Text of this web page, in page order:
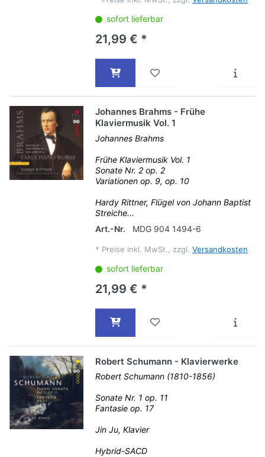
sofort lieferbar
21,99 € *
Johannes Brahms - Frühe
Klaviermusik Vol. 1
Johannes Brahms
Frühe Klaviermusik Vol. 1
Sonate Nr. 2 op. 2
Variationen op. 9, op. 10
Hardy Rittner, Flügel von Johann Baptist
Streiche...
Art.-Nr.
MDG 904 1494-6
* Preise inkl. MwSt., zzgl. Versandkosten
sofort lieferbar
21,99 € *
Robert Schumann - Klavierwerke
Robert Schumann (1810-1856)
Sonate Nr. 1 op. 11
Fantasie op. 17
Jin Ju, Klavier
Hybrid-SACD